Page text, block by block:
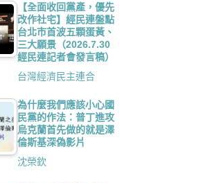
【全面收回黨產，優先
改作社宅】經民連盤點
台北市首波五顆蛋黃、
三大願景（2026.7.30
經民連記者會發言稿）
台灣經濟民主連合
為什麼我們應該小心國
民黨的作法：普丁進攻
烏克蘭首先做的就是澤
倫斯基深偽影片
沈榮欽